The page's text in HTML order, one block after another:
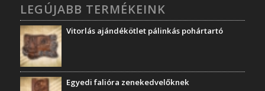
LEGÚJABB TERMÉKEINK
Vitorlás ajándékötlet pálinkás pohártartó
Egyedi falióra zenekedvelőknek